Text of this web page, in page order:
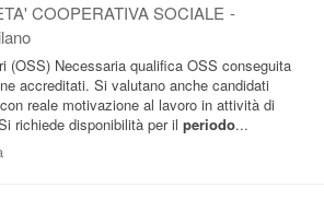
COOPERATIVA SOCIALE -
(OSS) Necessaria qualifica OSS conseguita
accreditati. Si valutano anche candidati
reale motivazione al lavoro in attività di
richiede disponibilità per il periodo...